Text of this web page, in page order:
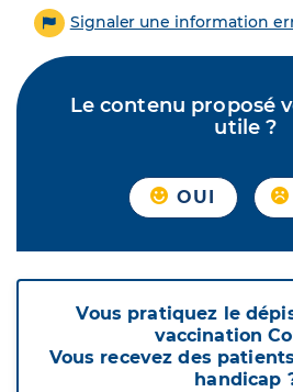
Signaler une information
Le contenu proposé
utile ?
OUI
Vous pratiquez le
vaccination
Vous recevez des
handicap